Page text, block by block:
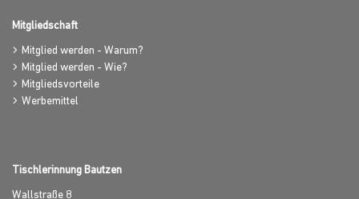
Mitgliedschaft
Mitglied werden - Warum?
Mitglied werden - Wie?
Mitgliedsvorteile
Werbemittel
Tischlerinnung Bautzen
Wallstraße 8